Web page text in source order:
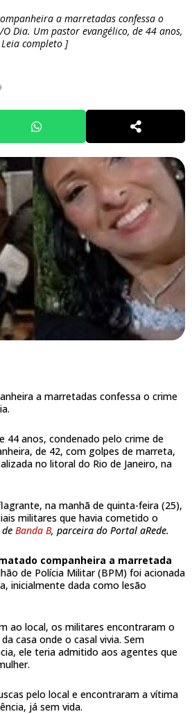
a marretadas confessa o
Dia. Um pastor evangélico, de 44 anos,
completo ]
a marretadas confessa o crime
44 anos, condenado pelo crime de
de 42, com golpes de marreta,
no litoral do Rio de Janeiro, na
na manhã de quinta-feira (25),
militares que havia cometido o
Banda B, parceira do Portal aRede.
companheira a marretada
de Polícia Militar (BPM) foi acionada
inicialmente dada como lesão
ao local, os militares encontraram o
casa onde o casal vivia. Sem
ele teria admitido aos agentes que
pelo local e encontraram a vítima
já sem vida.